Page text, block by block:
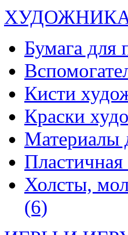
Бумага для
Кисти
Краски
Материалы
Холсты,
(6)